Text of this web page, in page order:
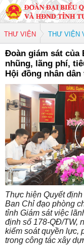
THƯ VIỆN THƯ VIỆN
Đoàn giám sát của
nhũng, lãng phí,
Hội đồng nhân dân
Thực hiện Quyết
Ban Chỉ đạo phòng
tỉnh Giám sát việc
định số 178-QĐ/TW,
kiểm soát quyền lực,
trong công tác xây